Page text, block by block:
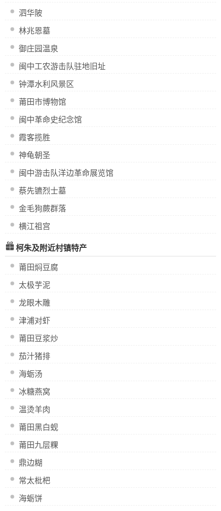
泗华陂
林兆恩墓
御庄园温泉
闽中工农游击队驻地旧址
钟潭水利风景区
莆田市博物馆
闽中革命史纪念馆
霞客揽胜
神龟朝圣
闽中游击队洋边革命展览馆
蔡先镳烈士墓
金毛狗蕨群落
横江祖宫
柯朱及附近村镇特产
莆田焖豆腐
太极芋泥
龙眼木雕
津浦对虾
莆田豆浆炒
茄汁猪排
海蛎汤
冰糖燕窝
温烫羊肉
莆田黑白蚬
莆田九层粿
鼎边糊
常太枇杷
海蛎饼